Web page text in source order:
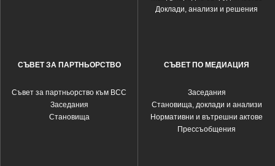
Доклади, анализи и решения
СЪВЕТ ЗА ПАРТНЬОРСТВО
Съвет за партньорство към ВСС
Заседания
Становища
СЪВЕТ ПО МЕДИАЦИЯ
Заседания
Становища, доклади и анализи
Нормативни и вътрешни актове
Прессъобщения